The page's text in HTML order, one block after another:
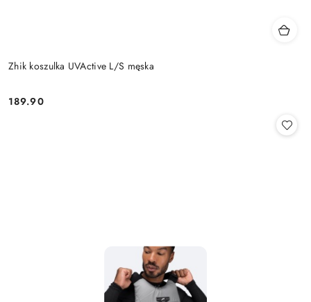
Zhik koszulka UVActive L/S męska
Cena:
189.90